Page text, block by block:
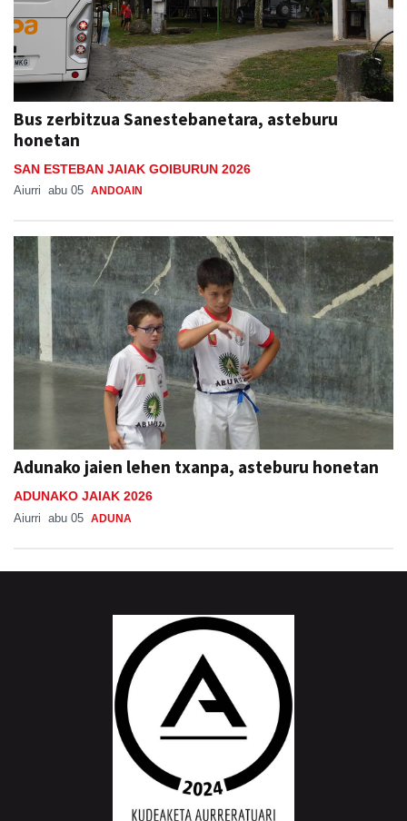
Bus zerbitzua Sanestebanetara, asteburu
honetan
SAN ESTEBAN JAIAK GOIBURUN 2026
Aiurri abu 05 ANDOAIN
Adunako jaien lehen txanpa, asteburu honetan
ADUNAKO JAIAK 2026
Aiurri abu 05 ADUNA